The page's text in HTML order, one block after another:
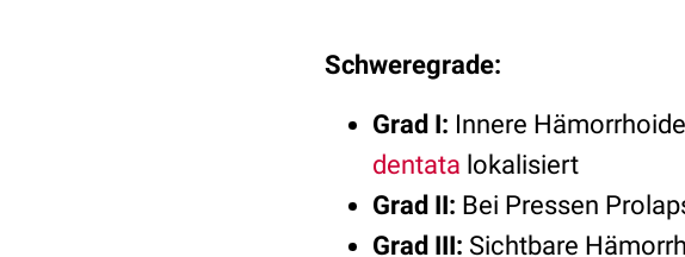
Schweregrade:
Grad I: Innere
dentata lokalisiert
Grad II: Bei Pressen
Grad III: Sichtbare